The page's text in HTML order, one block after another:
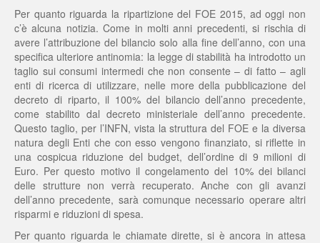
Per quanto riguarda la ripartizione del FOE 2015, ad oggi non
c’è alcuna notizia. Come in molti anni precedenti, si rischia di
avere l’attribuzione del bilancio solo alla fine dell’anno, con una
specifica ulteriore antinomia: la legge di stabilità ha introdotto un
taglio sui consumi intermedi che non consente – di fatto – agli
enti di ricerca di utilizzare, nelle more della pubblicazione del
decreto di riparto, il 100% del bilancio dell’anno precedente,
come stabilito dal decreto ministeriale dell’anno precedente.
Questo taglio, per l’INFN, vista la struttura del FOE e la diversa
natura degli Enti che con esso vengono finanziato, si riflette in
una cospicua riduzione del budget, dell’ordine di 9 milioni di
Euro. Per questo motivo il congelamento del 10% dei bilanci
delle strutture non verrà recuperato. Anche con gli avanzi
dell’anno precedente, sarà comunque necessario operare altri
risparmi e riduzioni di spesa.
Per quanto riguarda le chiamate dirette, si è ancora in attesa